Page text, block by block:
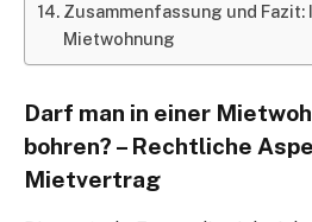
Zusammenfassung und Fazit:
Mietwohnung
Darf man in einer
bohren? – Rechtliche
Mietvertrag